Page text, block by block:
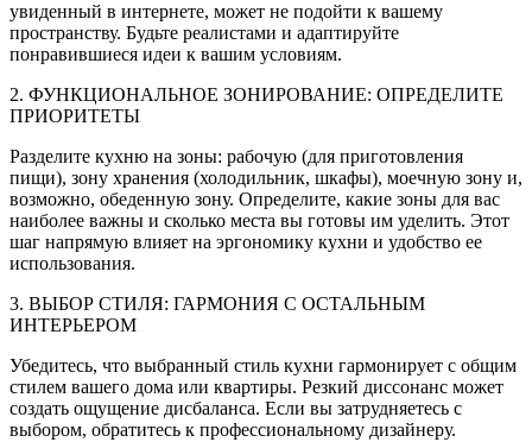
увиденный в интернете, может не подойти к вашему
пространству. Будьте реалистами и адаптируйте
понравившиеся идеи к вашим условиям.
2. ФУНКЦИОНАЛЬНОЕ ЗОНИРОВАНИЕ: ОПРЕДЕЛИТЕ
ПРИОРИТЕТЫ
Разделите кухню на зоны: рабочую (для приготовления
пищи), зону хранения (холодильник, шкафы), моечную зону и,
возможно, обеденную зону. Определите, какие зоны для вас
наиболее важны и сколько места вы готовы им уделить. Этот
шаг напрямую влияет на эргономику кухни и удобство ее
использования.
3. ВЫБОР СТИЛЯ: ГАРМОНИЯ С ОСТАЛЬНЫМ
ИНТЕРЬЕРОМ
Убедитесь, что выбранный стиль кухни гармонирует с общим
стилем вашего дома или квартиры. Резкий диссонанс может
создать ощущение дисбаланса. Если вы затрудняетесь с
выбором, обратитесь к профессиональному дизайнеру.